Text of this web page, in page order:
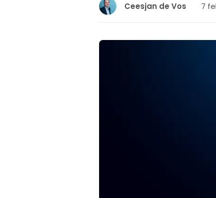
Ceesjan de Vos 7